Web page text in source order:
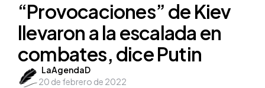
“Provocaciones” de Kiev
llevaron a la escalada en
combates, dice Putin
Posted
by
LaAgendaD
20 de febrero de 2022